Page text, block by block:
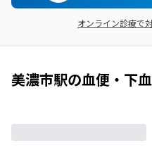
オンライン診療で
美濃市駅の血便・下血